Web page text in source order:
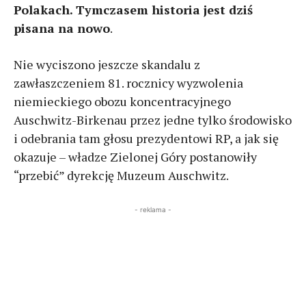
Polakach. Tymczasem historia jest dziś
pisana na nowo.
Nie wyciszono jeszcze skandalu z
zawłaszczeniem 81. rocznicy wyzwolenia
niemieckiego obozu koncentracyjnego
Auschwitz-Birkenau przez jedne tylko środowisko
i odebrania tam głosu prezydentowi RP, a jak się
okazuje – władze Zielonej Góry postanowiły
“przebić” dyrekcję Muzeum Auschwitz.
- reklama -